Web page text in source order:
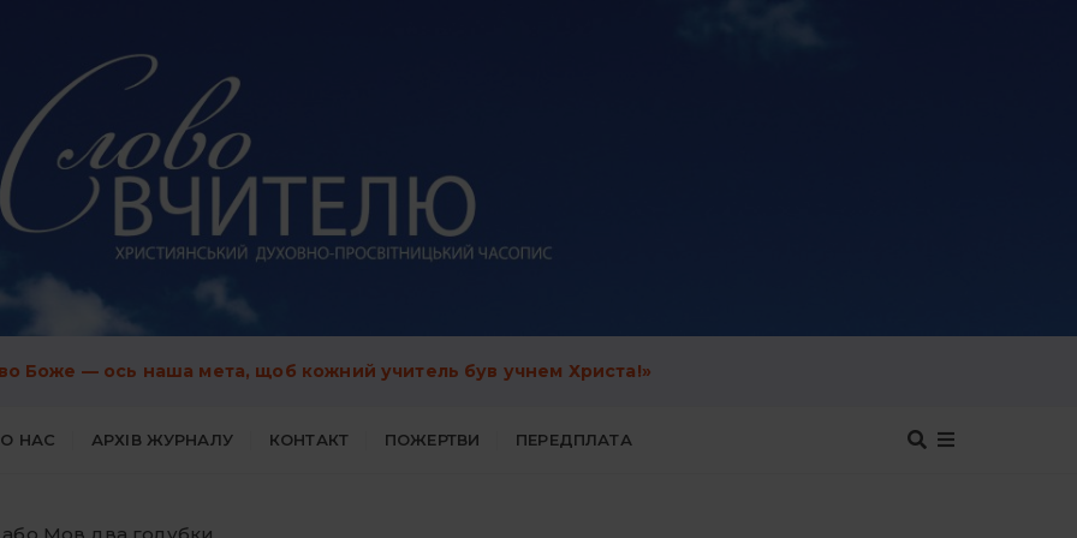
Боже — ось наша мета, щоб кожний учитель був учнем Христа!»
НАС АРХІВ ЖУРНАЛУ КОНТАКТ ПОЖЕРТВИ ПЕРЕДПЛАТА